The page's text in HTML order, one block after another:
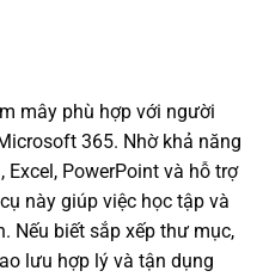
mây phù hợp với người
365. Nhờ khả năng
PowerPoint và hỗ trợ
này giúp việc học tập và
Nếu biết sắp xếp thư mục,
lưu hợp lý và tận dụng